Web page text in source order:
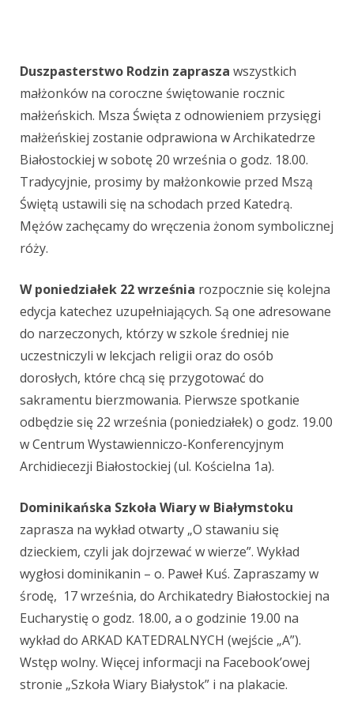
Duszpasterstwo Rodzin zaprasza wszystkich
małżonków na coroczne świętowanie rocznic
małżeńskich. Msza Święta z odnowieniem przysięgi
małżeńskiej zostanie odprawiona w Archikatedrze
Białostockiej w sobotę 20 września o godz. 18.00.
Tradycyjnie, prosimy by małżonkowie przed Mszą
Świętą ustawili się na schodach przed Katedrą.
Mężów zachęcamy do wręczenia żonom symbolicznej
róży.
W poniedziałek 22 września rozpocznie się kolejna
edycja katechez uzupełniających. Są one adresowane
do narzeczonych, którzy w szkole średniej nie
uczestniczyli w lekcjach religii oraz do osób
dorosłych, które chcą się przygotować do
sakramentu bierzmowania. Pierwsze spotkanie
odbędzie się 22 września (poniedziałek) o godz. 19.00
w Centrum Wystawienniczo-Konferencyjnym
Archidiecezji Białostockiej (ul. Kościelna 1a).
Dominikańska Szkoła Wiary w Białymstoku
zaprasza na wykład otwarty „O stawaniu się
dzieckiem, czyli jak dojrzewać w wierze”. Wykład
wygłosi dominikanin – o. Paweł Kuś. Zapraszamy w
środę, 17 września, do Archikatedry Białostockiej na
Eucharystię o godz. 18.00, a o godzinie 19.00 na
wykład do ARKAD KATEDRALNYCH (wejście „A”).
Wstęp wolny. Więcej informacji na Facebook’owej
stronie „Szkoła Wiary Białystok” i na plakacie.